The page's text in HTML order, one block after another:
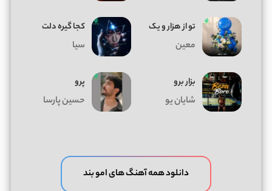
تو از هزار و یک
معین
کجا گیره دلت
سیا
بزار برو
شایان یو
پرو
حسین پارسا
دانلود همه آهنگ های امو بند